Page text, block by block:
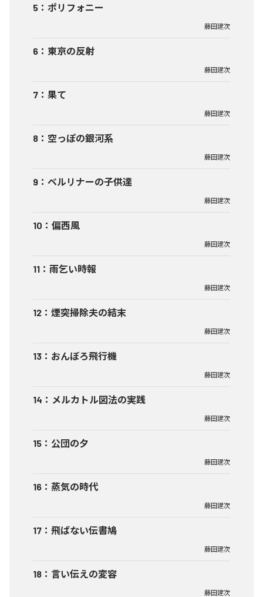
5 ： ポリフォニー
藤田建次
6 ： 東京の反射
藤田建次
7 ： 果て
藤田建次
8 ： 空っぽの銀河系
藤田建次
9 ： ベルリナーの子供達
藤田建次
10 ： 偏西風
藤田建次
11 ： 雨乞い時報
藤田建次
12 ： 煙突掃除夫の結末
藤田建次
13 ： おんぼろ飛行機
藤田建次
14 ： メルカトル図法の実践
藤田建次
15 ： 公団の夕
藤田建次
16 ： 蒸気の時代
藤田建次
17 ： 飛ばない伝書鳩
藤田建次
18 ： 言い伝えの変容
藤田建次